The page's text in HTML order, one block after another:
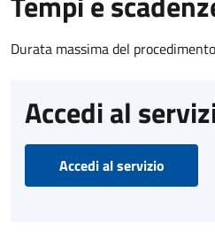
Durata massima del
Accedi al
Accedi al servizio